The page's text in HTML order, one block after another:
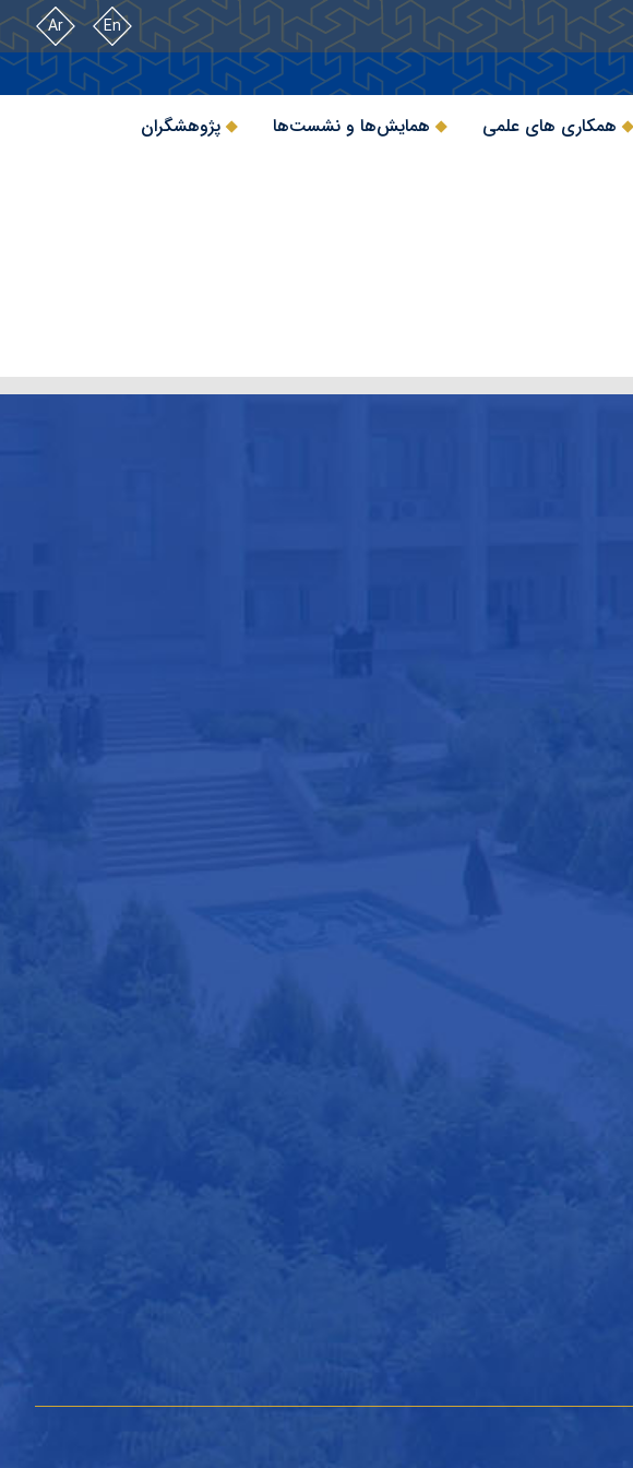
En
Ar
همکاری های علمی همایش‌ها و نشست‌ها پژوهشگران